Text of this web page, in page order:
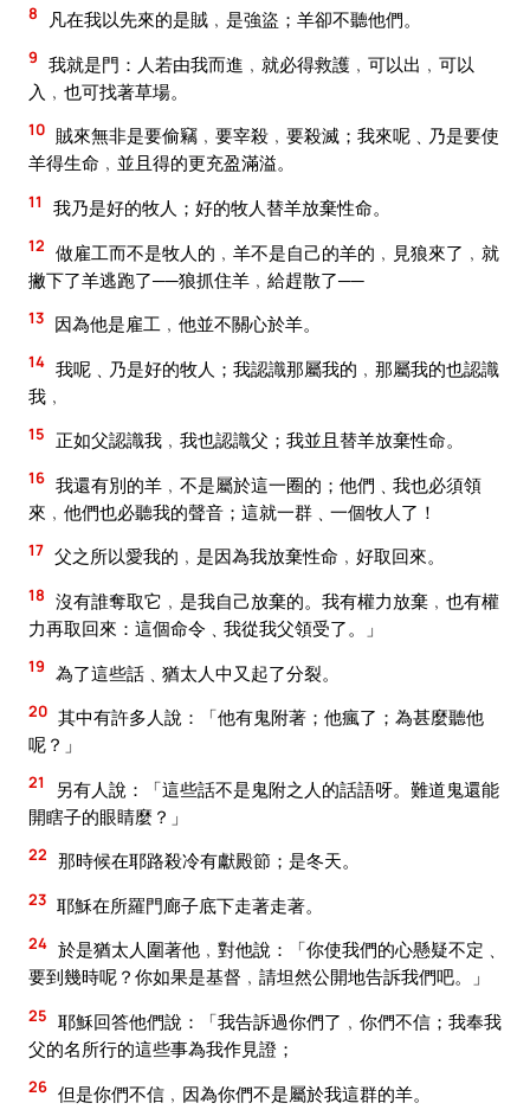
8 凡在我以先來的是賊﹐是強盜；羊卻不聽他們。
9 我就是門：人若由我而進﹐就必得救護﹐可以出﹐可以
入﹐也可找著草場。
10 賊來無非是要偷竊﹐要宰殺﹐要殺滅；我來呢﹑乃是要使
羊得生命﹐並且得的更充盈滿溢。
11 我乃是好的牧人；好的牧人替羊放棄性命。
12 做雇工而不是牧人的﹐羊不是自己的羊的﹐見狼來了﹐就
撇下了羊逃跑了──狼抓住羊﹐給趕散了──
13 因為他是雇工﹐他並不關心於羊。
14 我呢﹑乃是好的牧人；我認識那屬我的﹐那屬我的也認識
我﹐
15 正如父認識我﹐我也認識父；我並且替羊放棄性命。
16 我還有別的羊﹐不是屬於這一圈的；他們﹑我也必須領
來﹐他們也必聽我的聲音；這就一群﹑一個牧人了！
17 父之所以愛我的﹐是因為我放棄性命﹐好取回來。
18 沒有誰奪取它﹐是我自己放棄的。我有權力放棄﹐也有權
力再取回來：這個命令﹑我從我父領受了。」
19 為了這些話﹑猶太人中又起了分裂。
20 其中有許多人說：「他有鬼附著；他瘋了；為甚麼聽他
呢？」
21
另有人說：「這些話不是鬼附之人的話語呀。難道鬼還能
開瞎子的眼睛麼？」
22 那時候在耶路殺冷有獻殿節；是冬天。
23 耶穌在所羅門廊子底下走著走著。
24 於是猶太人圍著他﹐對他說：「你使我們的心懸疑不定﹑
要到幾時呢？你如果是基督﹐請坦然公開地告訴我們吧。」
25 耶穌回答他們說：「我告訴過你們了﹐你們不信；我奉我
父的名所行的這些事為我作見證；
26 但是你們不信﹐因為你們不是屬於我這群的羊。